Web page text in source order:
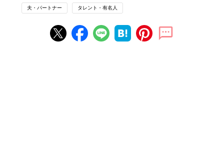
夫・パートナー タレント・有名人